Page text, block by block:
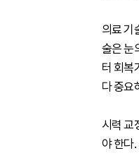
의료 기
술은 눈
터 회복
다 중요
시력 교
야 한다.